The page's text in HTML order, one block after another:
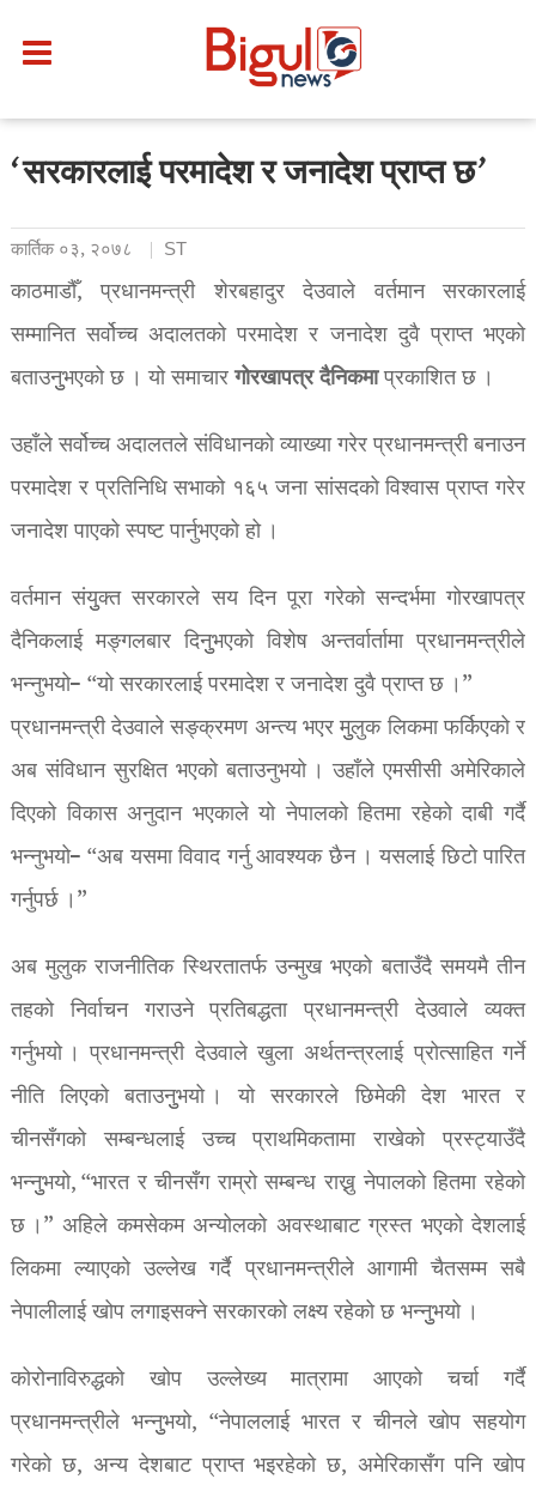
‘सरकारलाई परमादेश र जनादेश प्राप्त छ’
कार्तिक ०३, २०७८ ST
काठमाडौँ, प्रधानमन्त्री शेरबहादुर देउवाले वर्तमान सरकारलाई
सम्मानित सर्वोच्च अदालतको परमादेश र जनादेश दुवै प्राप्त भएको
बताउनुुभएको छ । यो समाचारगोरखापत्रदैनिकमाप्रकाशित छ ।
उहाँले सर्वोच्च अदालतले संविधानको व्याख्या गरेर प्रधानमन्त्री बनाउन
परमादेश र प्रतिनिधि सभाको १६५ जना सांसदको विश्वास प्राप्त गरेर
जनादेश पाएको स्पष्ट पार्नुभएको हो ।
वर्तमान संयुुक्त सरकारले सय दिन पूरा गरेको सन्दर्भमा गोरखापत्र
दैनिकलाई मङ्गलबार दिनुुभएको विशेष अन्तर्वार्तामा प्रधानमन्त्रीले
भन्नुभयो– “यो सरकारलाई परमादेश र जनादेश दुवै प्राप्त छ ।”
प्रधानमन्त्री देउवाले सङ्क्रमण अन्त्य भएर मुुलुक लिकमा फर्किएको र
अब संविधान सुरक्षित भएको बताउनुभयो । उहाँले एमसीसी अमेरिकाले
दिएको विकास अनुदान भएकाले यो नेपालको हितमा रहेको दाबी गर्दै
भन्नुभयो– “अब यसमा विवाद गर्नु आवश्यक छैन । यसलाई छिटो पारित
गर्नुपर्छ ।”
अब मुलुक राजनीतिक स्थिरतातर्फ उन्मुख भएको बताउँदै समयमै तीन
तहको निर्वाचन गराउने प्रतिबद्धता प्रधानमन्त्री देउवाले व्यक्त
गर्नुभयो । प्रधानमन्त्री देउवाले खुला अर्थतन्त्रलाई प्रोत्साहित गर्ने
नीति लिएको बताउनुुभयो । यो सरकारले छिमेकी देश भारत र
चीनसँगको सम्बन्धलाई उच्च प्राथमिकतामा राखेको प्रस्ट्याउँदै
भन्नुुभयो, “भारत र चीनसँग राम्रो सम्बन्ध राख्नु नेपालको हितमा रहेको
छ ।” अहिले कमसेकम अन्योलको अवस्थाबाट ग्रस्त भएको देशलाई
लिकमा ल्याएको उल्लेख गर्दै प्रधानमन्त्रीले आगामी चैतसम्म सबै
नेपालीलाई खोप लगाइसक्ने सरकारको लक्ष्य रहेको छ भन्नुुभयो ।
कोरोनाविरुद्धको खोप उल्लेख्य मात्रामा आएको चर्चा गर्दै
प्रधानमन्त्रीले भन्नुुभयो, “नेपाललाई भारत र चीनले खोप सहयोग
गरेको छ, अन्य देशबाट प्राप्त भइरहेको छ, अमेरिकासँग पनि खोप